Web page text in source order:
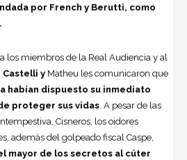
por French y Berutti, como
los miembros de la Real Audiencia y al
Castelli y Matheu les comunicaron que
habían dispuesto su inmediato
proteger sus vidas. A pesar de las
Cisneros, los oidores
además del golpeado fiscal Caspe,
mayor de los secretos al cúter